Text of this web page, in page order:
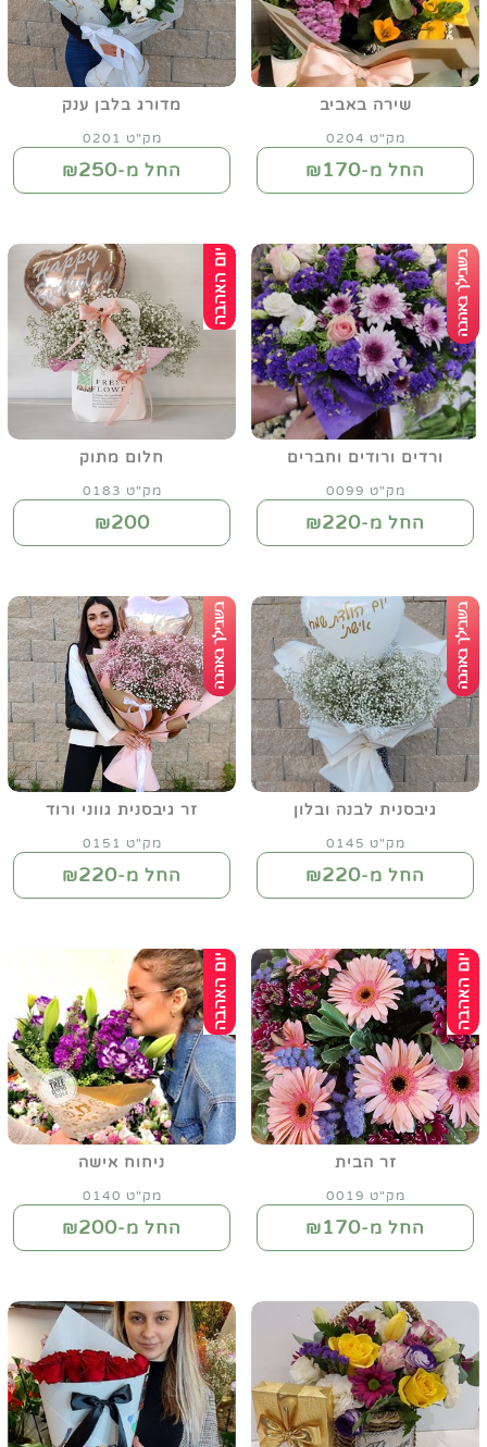
שירה באביב
מק"ט 0204
החל מ-₪170
מדורג בלבן ענק
מק"ט 0201
החל מ-₪250
ורדים ורודים וחברים
מק"ט 0099
החל מ-₪220
חלום מתוק
מק"ט 0183
₪200
גיבסנית לבנה ובלון
מק"ט 0145
החל מ-₪220
זר גיבסנית גווני ורוד
מק"ט 0151
החל מ-₪220
זר הבית
מק"ט 0019
החל מ-₪170
ניחוח אישה
מק"ט 0140
החל מ-₪200